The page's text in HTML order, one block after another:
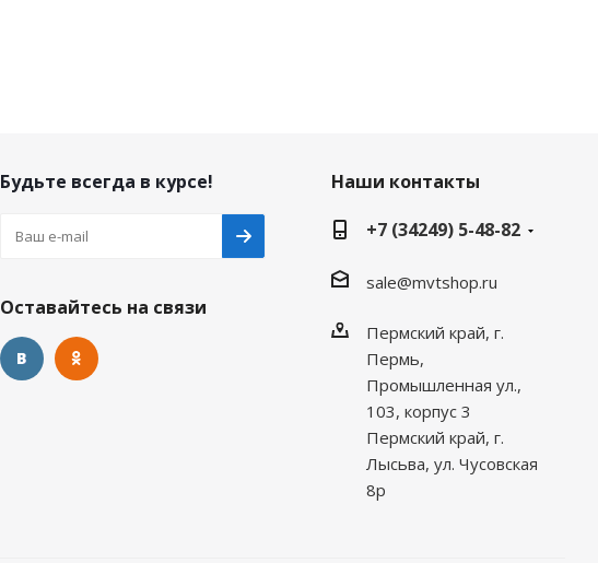
Будьте всегда в курсе!
Оставайтесь на связи
Наши контакты
+7 (34249) 5-48-82
sale@mvtshop.ru
Пермский край, г.
Пермь,
Промышленная ул.,
103, корпус 3
Пермский край, г.
Лысьва, ул. Чусовская
8р